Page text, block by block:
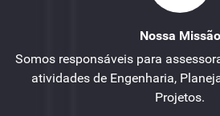
Nossa Missão
Somos responsáveis para
atividades de Engenharia,
Projetos.